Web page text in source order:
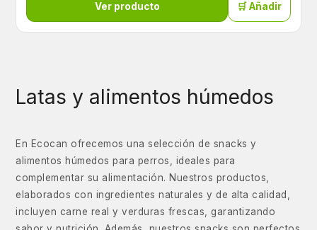
Ver producto 🛒 Añadir
Latas y alimentos húmedos
En Ecocan ofrecemos una selección de snacks y
alimentos húmedos para perros, ideales para
complementar su alimentación. Nuestros productos,
elaborados con ingredientes naturales y de alta calidad,
incluyen carne real y verduras frescas, garantizando